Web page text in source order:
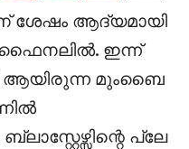
ആദ്യമായി
ഫൈനലിൽ. ഇന്ന്
ആയിരുന്ന മുംബൈ
പ്ലേ